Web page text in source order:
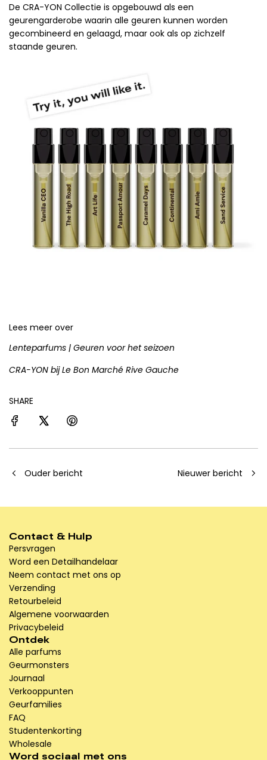
De CRA-YON Collectie is opgebouwd als een
geurengarderobe waarin alle geuren kunnen worden
gecombineerd en gelaagd, maar ook als op zichzelf
staande geuren.
Lees meer over
Lenteparfums | Geuren voor het seizoen
CRA-YON bij Le Bon Marché Rive Gauche
SHARE
Ouder bericht Nieuwer bericht
Contact & Hulp
Persvragen
Word een Detailhandelaar
Neem contact met ons op
Verzending
Retourbeleid
Algemene voorwaarden
Privacybeleid
Ontdek
Alle parfums
Geurmonsters
Journaal
Verkooppunten
Geurfamilies
FAQ
Studentenkorting
Wholesale
Word sociaal met ons